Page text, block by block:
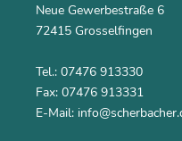
Neue Gewerbestraße 6
72415 Grosselfingen
Tel.: 07476 913330
Fax: 07476 913331
E-Mail: